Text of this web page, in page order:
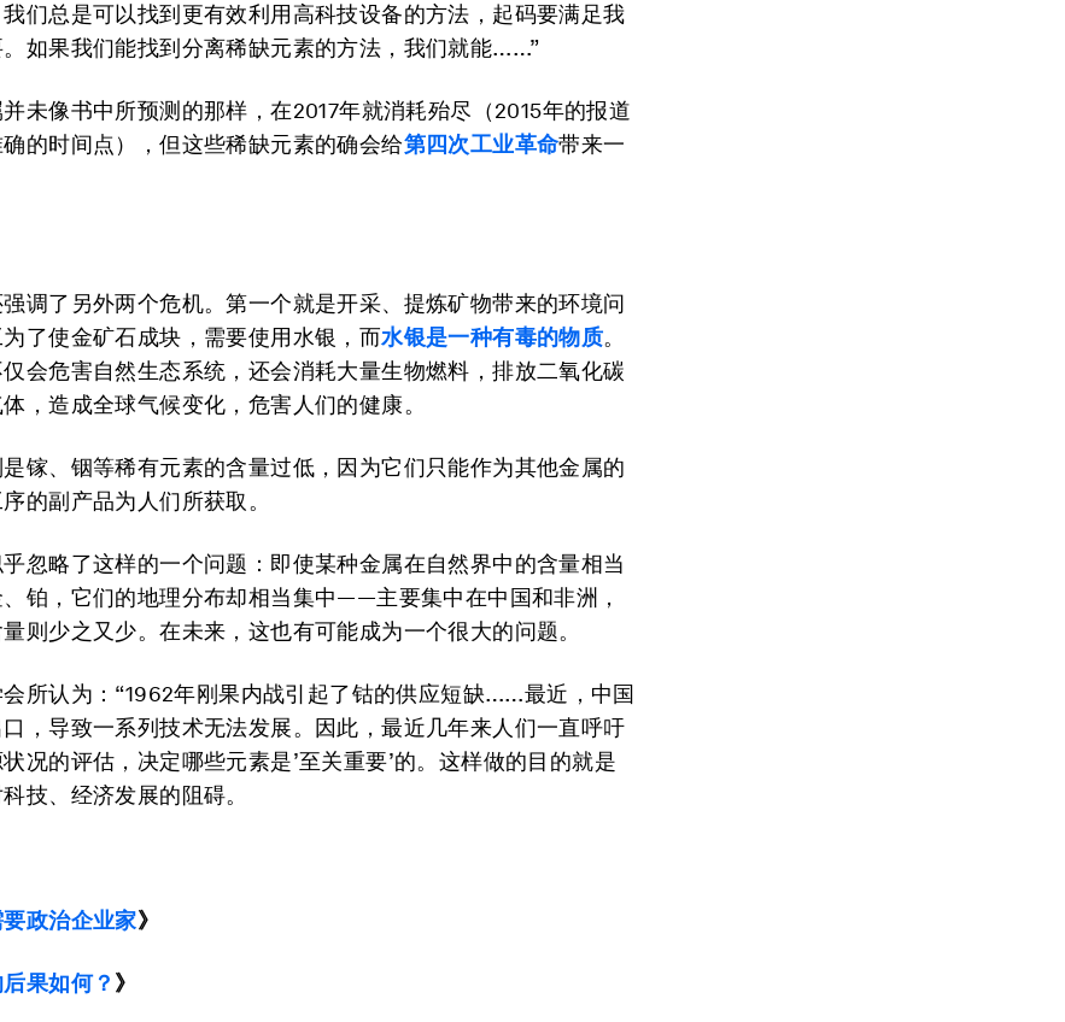
们总是可以找到更有效利用高科技设备的方法，起码要满足我
如果我们能找到分离稀缺元素的方法，我们就能……”
未像书中所预测的那样，在2017年就消耗殆尽（2015年的报道
的时间点），但这些稀缺元素的确会给第四次工业革命带来一
调了另外两个危机。第一个就是开采、提炼矿物带来的环境问
了使金矿石成块，需要使用水银，而水银是一种有毒的物质。
会危害自然生态系统，还会消耗大量生物燃料，排放二氧化碳
，造成全球气候变化，危害人们的健康。
镓、铟等稀有元素的含量过低，因为它们只能作为其他金属的
的副产品为人们所获取。
忽略了这样的一个问题：即使某种金属在自然界中的含量相当
铂，它们的地理分布却相当集中——主要集中在中国和非洲，
则少之又少。在未来，这也有可能成为一个很大的问题。
所认为：“1962年刚果内战引起了钴的供应短缺……最近，中国
，导致一系列技术无法发展。因此，最近几年来人们一直呼吁
况的评估，决定哪些元素是’至关重要’的。这样做的目的就是
技、经济发展的阻碍。
政治企业家》
果如何？ 》